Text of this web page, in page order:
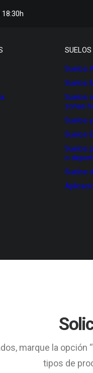
SUELOS
Suelos
Suelos
Suelos
zonas
Suelos
Suelos
Suelos
o
Suelos
marque la opción
tipos de